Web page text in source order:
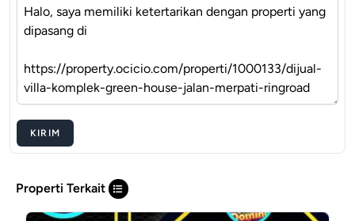
KIRIM
Properti Terkait